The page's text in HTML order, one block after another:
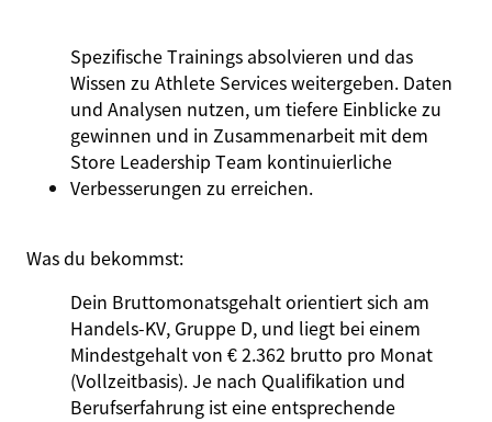
Spezifische Trainings absolvieren und das
Wissen zu Athlete Services weitergeben. Daten
und Analysen nutzen, um tiefere Einblicke zu
gewinnen und in Zusammenarbeit mit dem
Store Leadership Team kontinuierliche
Verbesserungen zu erreichen.
Was du bekommst:
Dein Bruttomonatsgehalt orientiert sich am
Handels-KV, Gruppe D, und liegt bei einem
Mindestgehalt von € 2.362 brutto pro Monat
(Vollzeitbasis). Je nach Qualifikation und
Berufserfahrung ist eine entsprechende